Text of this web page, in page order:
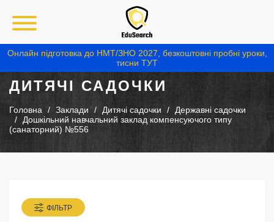
Онлайн підготовка до НМТ/ЗНО 2027, безкоштовні пробні уроки,
тисни ТУТ
ДИТЯЧІ САДОЧКИ
Головна Заклади Дитячі садочки
Державні садочки
Дошкільний навчальний заклад компенсуючого типу
(санаторний) №556
ФІЛЬТР